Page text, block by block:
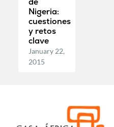
Nigeria:
cuestiones
y retos
clave
January 22,
2015